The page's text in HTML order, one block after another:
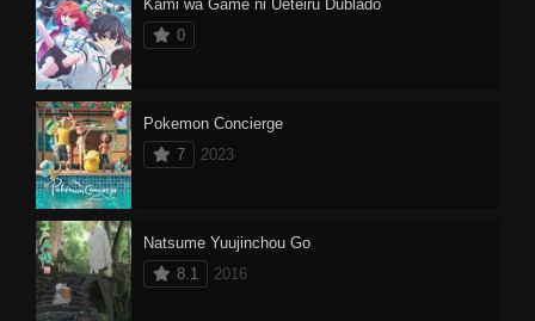
Kami wa Game ni Ueteiru Dublado
0
Pokemon Concierge
7
2023
Natsume Yuujinchou Go
8.1
2016